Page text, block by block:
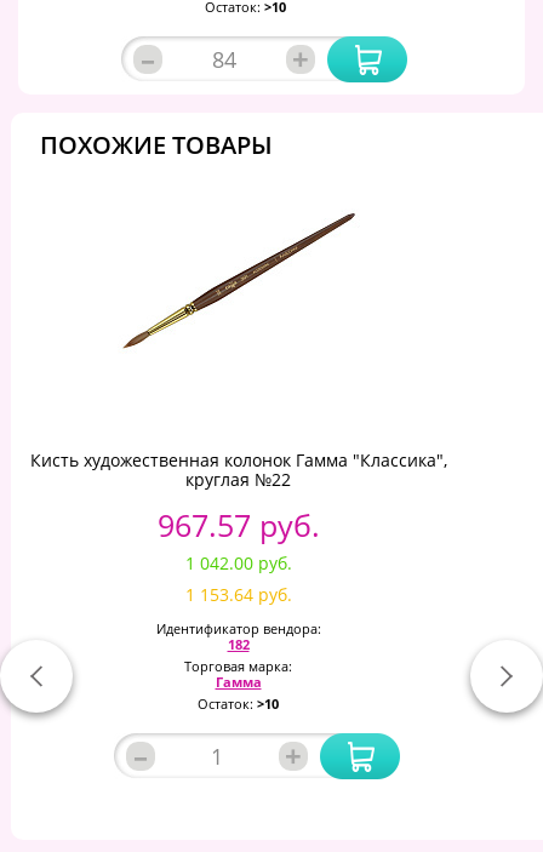
Остаток: >10
– +
ПОХОЖИЕ ТОВАРЫ
Кисть художественная колонок Гамма "Классика",
круглая №22
967.57 руб.
1 042.00 руб.
1 153.64 руб.
Идентификатор вендора:
182
Торговая марка:
Гамма
Остаток: >10
– +